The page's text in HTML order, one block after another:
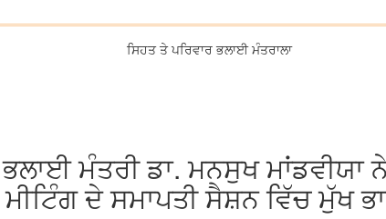
ਸਿਹਤ ਤੇ ਪਰਿਵਾਰ ਭਲਾਈ ਮੰਤਰਾਲਾ
ਮੰਤਰੀ ਡਾ. ਮਨਸੁਖ ਮਾਂਡਵੀਯਾ
ਦੇ ਸਮਾਪਤੀ ਸੈਸ਼ਨ ਵਿੱਚ ਮੁੱਖ